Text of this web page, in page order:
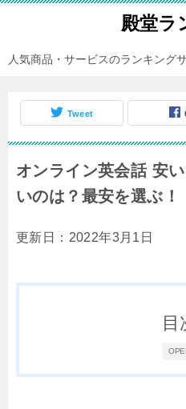
殿堂ラ
人気商品・サービスのランキング
Tweet
オンライン英会話 安
いのは？最安を選ぶ！
更新日：2022年3月1日
目